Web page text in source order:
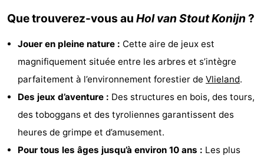
faire
d'intérêt
Musées
Monuments
Points
Attractions
Que trouverez-vous au Hol van Stout Konijn ?
Jouer en pleine nature : Cette aire de jeux est
magnifiquement située entre les arbres et s’intègre
parfaitement à l’environnement forestier de Vlieland.
Des jeux d’aventure : Des structures en bois, des tours,
des toboggans et des tyroliennes garantissent des
heures de grimpe et d’amusement.
Pour tous les âges jusqu’à environ 10 ans : Les plus